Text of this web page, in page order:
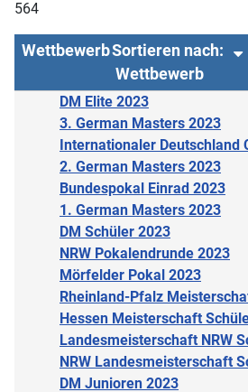
564
WettbewerbSortieren nach:
Wettbewerb
DM Elite 2023
3. German Masters 2023
Internationaler Deutschland
2. German Masters 2023
Bundespokal Einrad 2023
1. German Masters 2023
DM Schüler 2023
NRW Pokalendrunde 2023
Mörfelder Pokal 2023
Rheinland-Pfalz
Hessen Meisterschaft
Landesmeisterschaft NRW
NRW Landesmeisterschaft
DM Junioren 2023